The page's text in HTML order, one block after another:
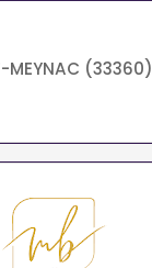
MEYNAC (33360)